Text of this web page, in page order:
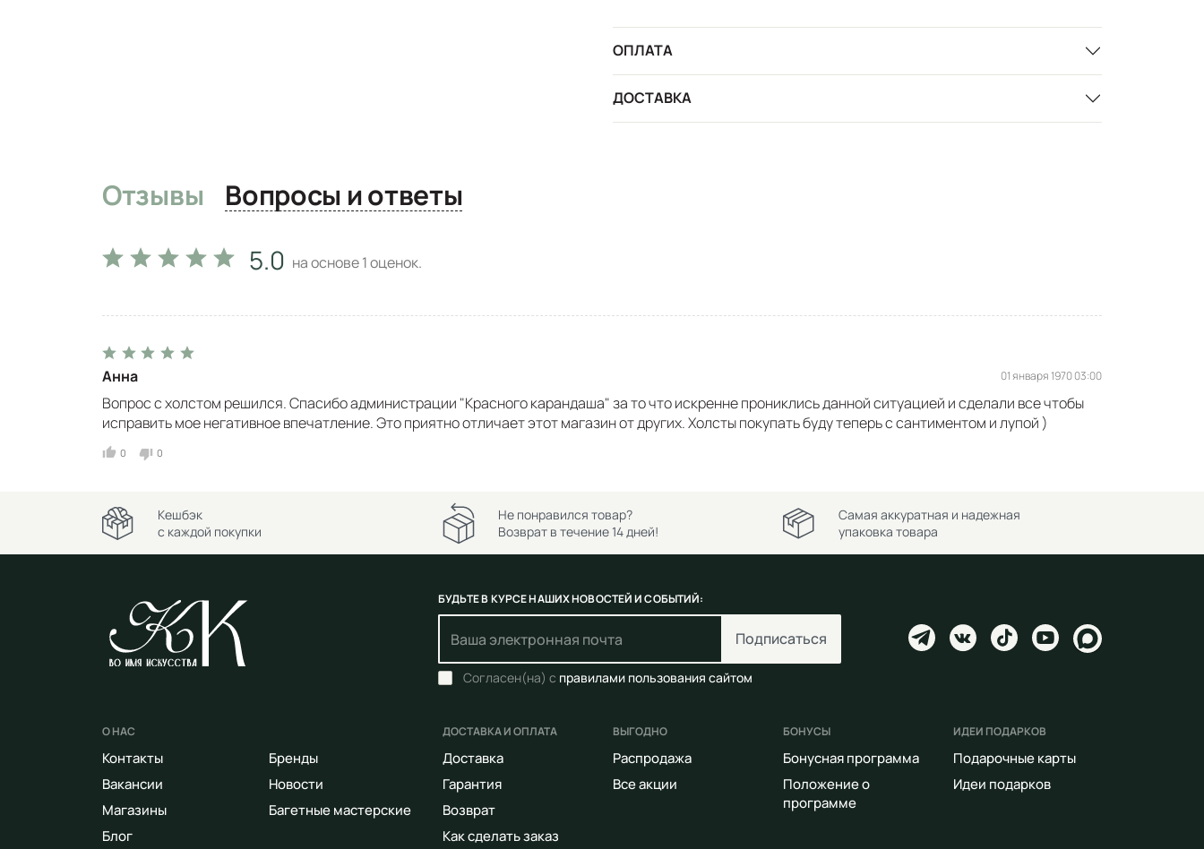
ОПЛАТА
ДОСТАВКА
Отзывы Вопросы и ответы
5.0 на основе1оценок.
Анна 01 января 1970 03:00
Вопрос с холстом решился. Спасибо администрации "Красного карандаша" за то что искренне прониклись данной ситуацией и сделали все чтобы
исправить мое негативное впечатление. Это приятно отличает этот магазин от других. Холсты покупать буду теперь с сантиментом и лупой )
0 0
Кешбэк
с каждой покупки
Не понравился товар?
Возврат в течение 14 дней!
Самая аккуратная и надежная
упаковка товара
БУДЬТЕ В КУРСЕ НАШИХ НОВОСТЕЙ И СОБЫТИЙ:
Подписаться
Согласен(на) с правилами пользования сайтом
О НАС
Контакты
Вакансии
Магазины
Блог
Бренды
Новости
Багетные мастерские
ДОСТАВКА И ОПЛАТА
Доставка
Гарантия
Возврат
Как сделать заказ
ВЫГОДНО
Распродажа
Все акции
БОНУСЫ
Бонусная программа
Положение о
программе
ИДЕИ ПОДАРКОВ
Подарочные карты
Идеи подарков